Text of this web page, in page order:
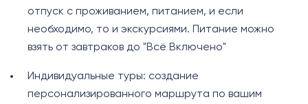
отпуск с проживанием, питанием, и если
необходимо, то и экскурсиями. Питание можно
взять от завтраков до "Всё Включено"
Индивидуальные туры: создание
персонализированного маршрута по вашим